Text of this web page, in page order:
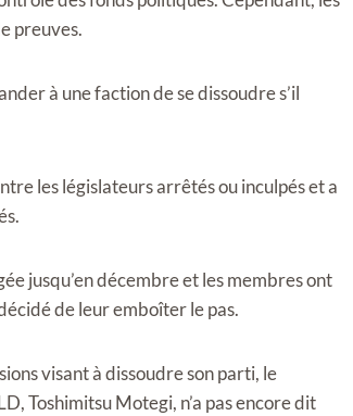
preuves.
à une faction de se dissoudre s’il
les législateurs arrêtés ou inculpés et a
jusqu’en décembre et les membres ont
de leur emboîter le pas.
visant à dissoudre son parti, le
Toshimitsu Motegi, n’a pas encore dit